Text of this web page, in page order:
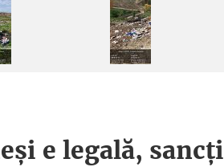
e legală,